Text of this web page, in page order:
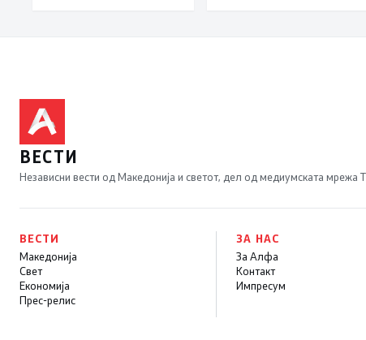
ВЕСТИ
Независни вести од Македонија и светот, дел од медиумската мрежа
ВЕСТИ
Македонија
Свет
Економија
Прес-релис
ЗА НАС
За Алфа
Контакт
Импресум